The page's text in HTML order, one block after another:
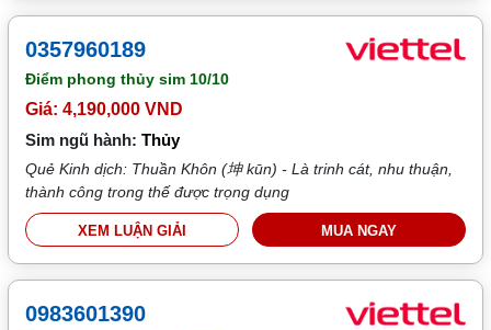
0357960189
Điểm phong thủy sim10/10
Giá: 4,190,000 VND
Sim ngũ hành:Thủy
Quẻ Kinh dịch: Thuần Khôn (坤 kūn) - Là trinh cát, nhu thuận,
thành công trong thế được trọng dụng
XEM LUẬN GIẢI MUA NGAY
0983601390